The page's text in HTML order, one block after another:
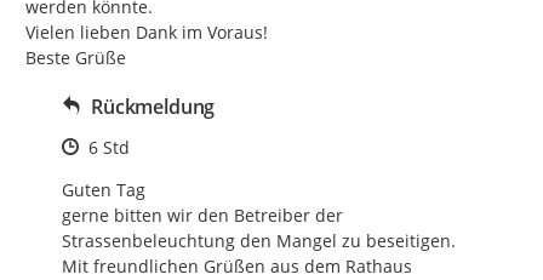
werden könnte.
Vielen lieben Dank im Voraus!
Beste Grüße
Rückmeldung
Zeitpunkt des Erstellens
6 Std
Guten Tag
gerne bitten wir den Betreiber der
Strassenbeleuchtung den Mangel zu beseitigen.
Mit freundlichen Grüßen aus dem Rathaus